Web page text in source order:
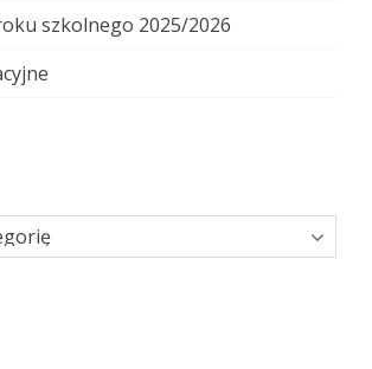
szkolnego 2025/2026